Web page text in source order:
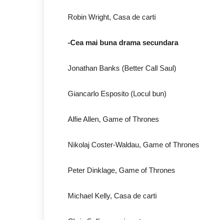
Robin Wright, Casa de carti
-Cea mai buna drama secundara
Jonathan Banks (Better Call Saul)
Giancarlo Esposito (Locul bun)
Alfie Allen, Game of Thrones
Nikolaj Coster-Waldau, Game of Thrones
Peter Dinklage, Game of Thrones
Michael Kelly, Casa de carti